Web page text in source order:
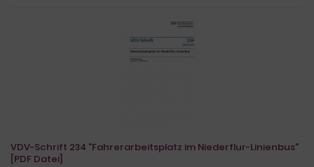
VDV-Schrift 234 "Fahrerarbeitsplatz im Niederflur-Linienbus"
[PDF Datei]